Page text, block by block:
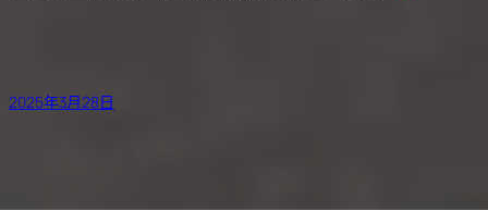
2025年3月28日